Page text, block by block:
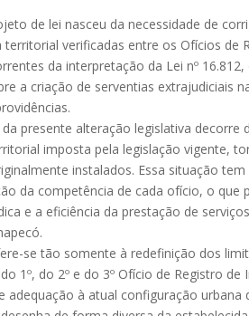
de lei nasceu da necessidade de
territorial verificadas entre os Ofícios de
da interpretação da Lei nº
a criação de serventias extrajudiciais
da presente alteração legislativa decorre
imposta pela legislação vigente,
instalados. Essa situação
da competência de cada ofício, o que
e a eficiência da prestação de
se tão somente à redefinição dos
1º, do 2º e do 3º Ofício de Registro
adequação à atual configuração urbana